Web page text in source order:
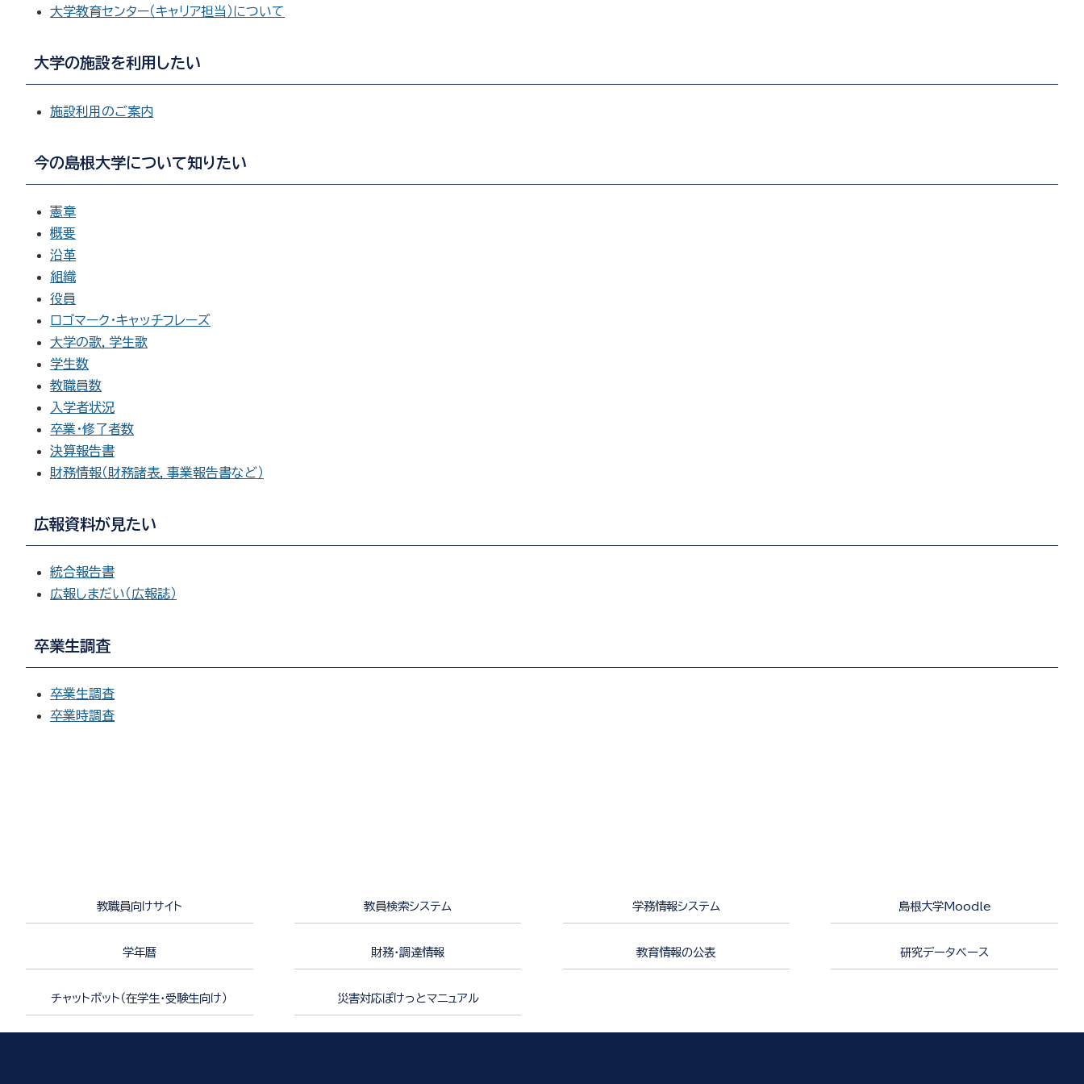
大学教育センター（キャリア担当）について
大学の施設を利用したい
施設利用のご案内
今の島根大学について知りたい
憲章
概要
沿革
組織
役員
ロゴマーク・キャッチフレーズ
大学の歌，学生歌
学生数
教職員数
入学者状況
卒業・修了者数
決算報告書
財務情報（財務諸表，事業報告書など）
広報資料が見たい
統合報告書
広報しまだい（広報誌）
卒業生調査
卒業生調査
卒業時調査
教職員向けサイト 教員検索システム 学務情報システム 島根大学Moodle
学年暦 財務・調達情報 教育情報の公表 研究データベース
チャットボット（在学生・受験生向け） 災害対応ぽけっとマニュアル